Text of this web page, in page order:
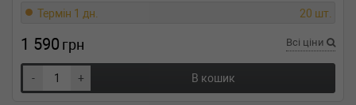
Термін 1 дн. 20 шт.
1 590 грн Всі ціни
- + В кошик